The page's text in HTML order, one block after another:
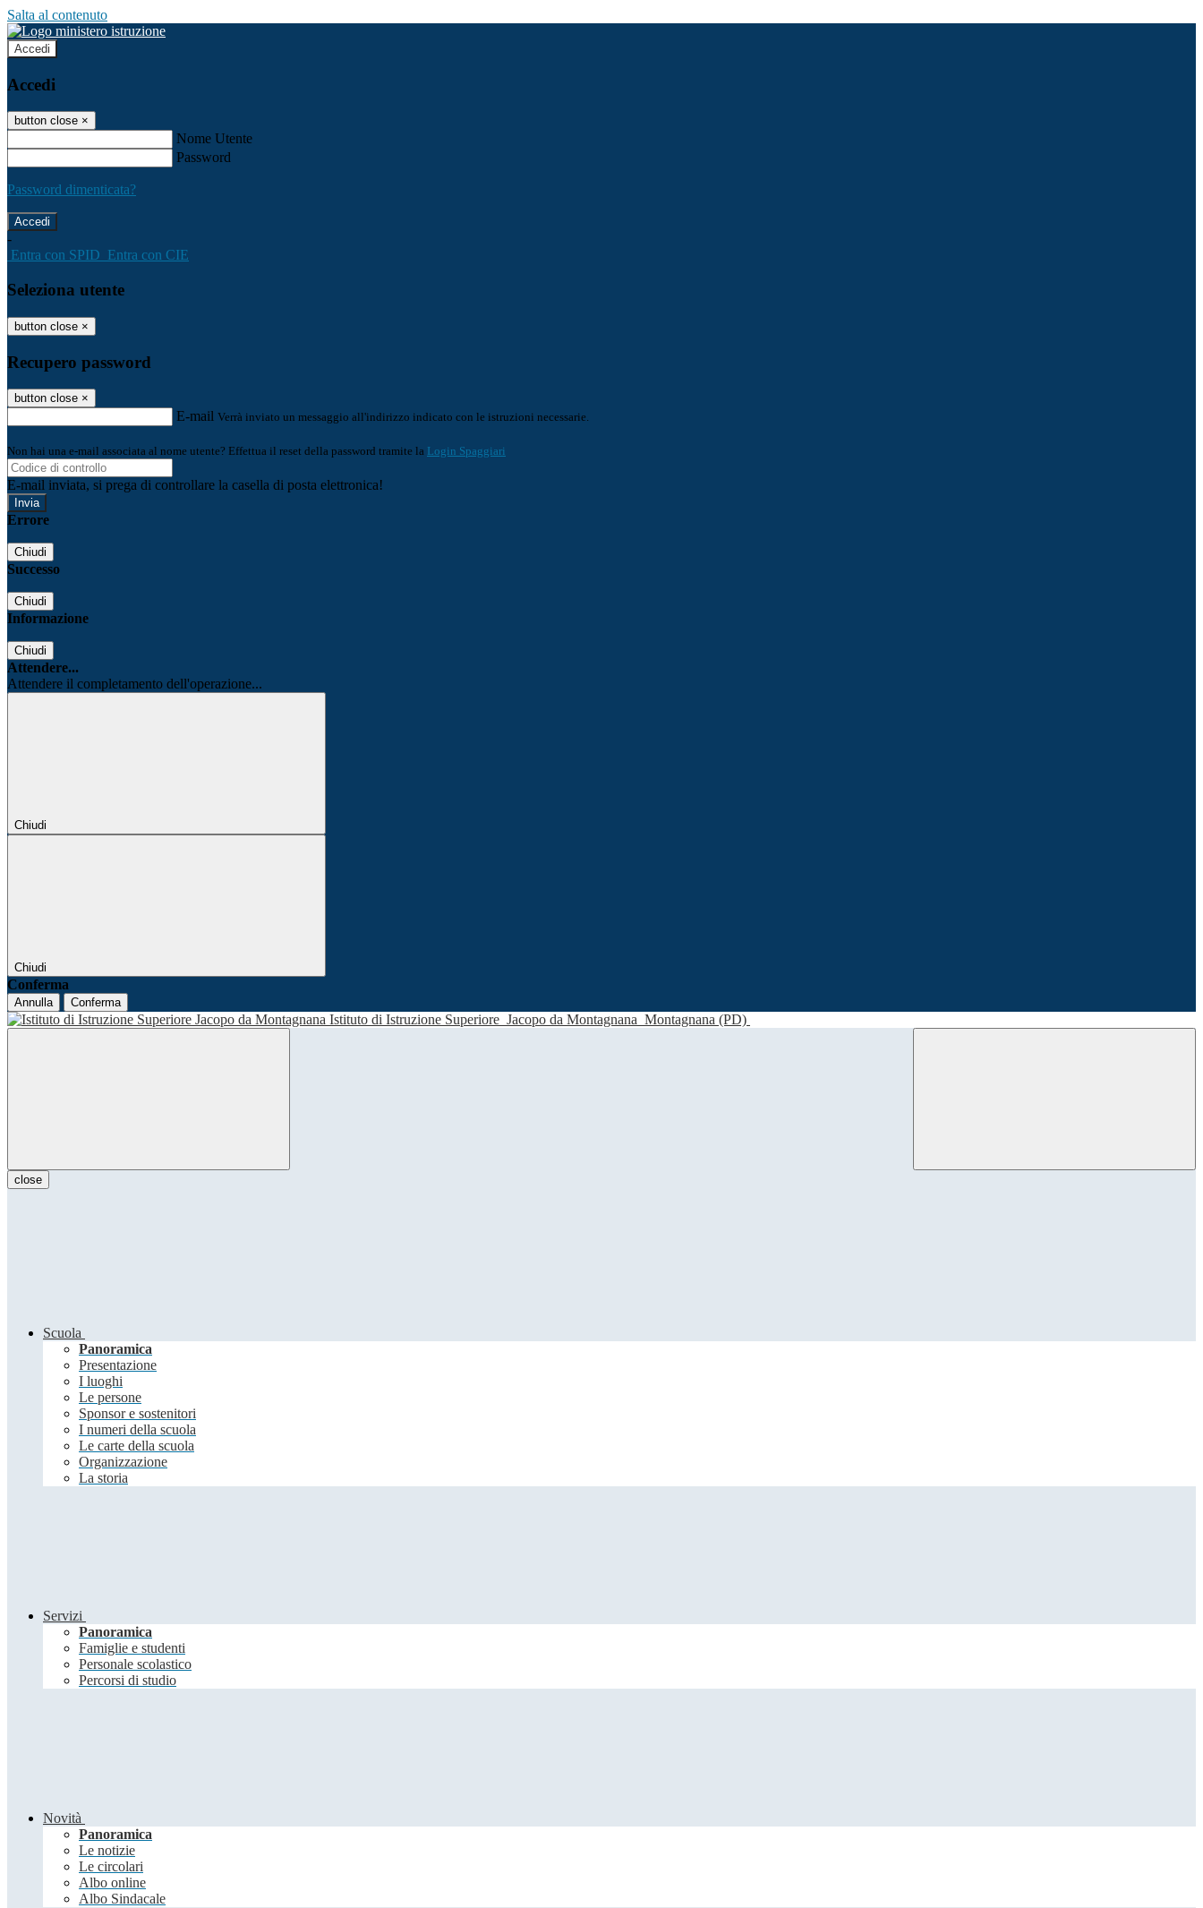
Salta al contenuto
Accedi
Accedi
button close ×
Nome Utente
Password
Password dimenticata?
-
Entra con SPID Entra con CIE
Seleziona utente
button close ×
Recupero password
button close ×
E-mail Verrà inviato un messaggio all'indirizzo indicato con le istruzioni necessarie.
Non hai una e-mail associata al nome utente? Effettua il reset della password tramite la Login Spaggiari
E-mail inviata, si prega di controllare la casella di posta elettronica!
Errore
Chiudi
Successo
Chiudi
Informazione
Chiudi
Attendere...
Attendere il completamento dell'operazione...
Chiudi
Chiudi
Conferma
Annulla Conferma
Istituto di Istruzione Superiore Jacopo da Montagnana Montagnana (PD)
close
Scuola
Panoramica
Presentazione
I luoghi
Le persone
Sponsor e sostenitori
I numeri della scuola
Le carte della scuola
Organizzazione
La storia
Servizi
Panoramica
Famiglie e studenti
Personale scolastico
Percorsi di studio
Novità
Panoramica
Le notizie
Le circolari
Albo online
Albo Sindacale